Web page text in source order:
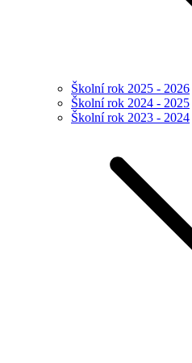
Školní rok 2025 - 2026
Školní rok 2024 - 2025
Školní rok 2023 - 2024